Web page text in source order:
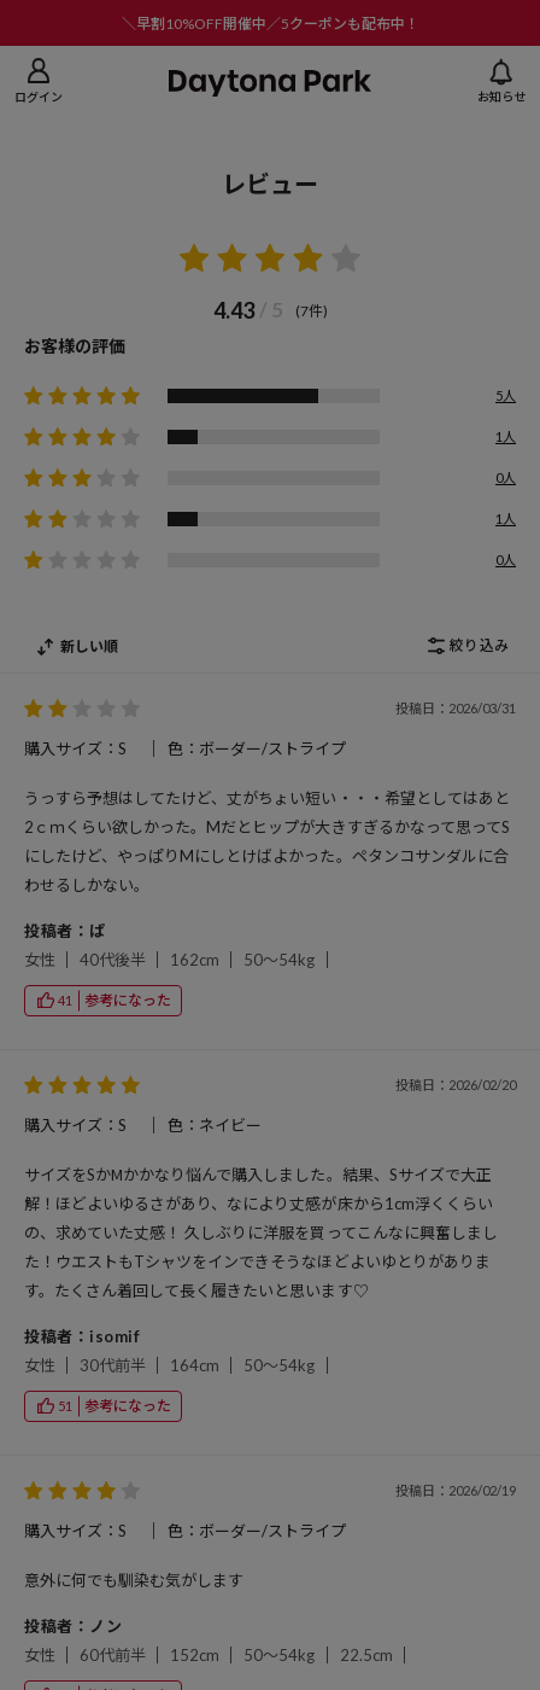
＼早割10%OFF開催中／5クーポンも配布中！
ログイン お知らせ
レビュー
4.43 / 5 (7件)
お客様の評価
5人
1人
0人
1人
0人
新しい順 絞り込み
投稿日：2026/03/31
購入サイズ：S 色：ボーダー/ストライプ
うっすら予想はしてたけど、丈がちょい短い・・・希望としてはあと
2ｃｍくらい欲しかった。Mだとヒップが大きすぎるかなって思ってS
にしたけど、やっぱりMにしとけばよかった。ペタンコサンダルに合
わせるしかない。
投稿者：ぱ
女性
40代後半 162cm 50～54kg
41 参考になった
投稿日：2026/02/20
購入サイズ：S 色：ネイビー
サイズをSかМかかなり悩んで購入しました。結果、Sサイズで大正
解！ほどよいゆるさがあり、なにより丈感が床から1cm浮くくらい
の、求めていた丈感！ 久しぶりに洋服を買ってこんなに興奮しまし
た！ウエストもTシャツをインできそうなほどよいゆとりがありま
す。たくさん着回して長く履きたいと思います♡
投稿者：isomif
女性
30代前半 164cm 50～54kg
51 参考になった
投稿日：2026/02/19
購入サイズ：S 色：ボーダー/ストライプ
意外に何でも馴染む気がします
投稿者：ノン
女性
60代前半 152cm 50～54kg 22.5cm